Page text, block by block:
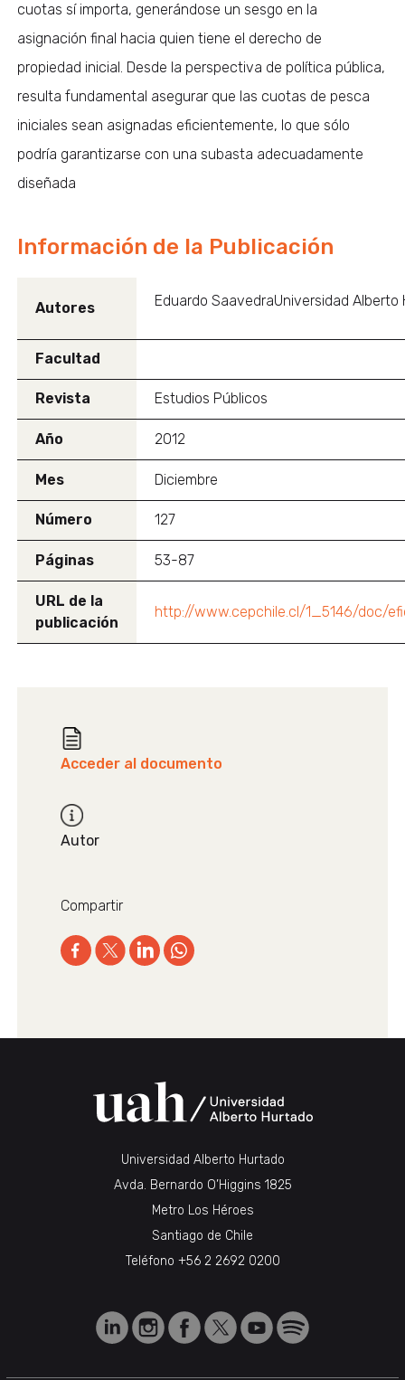
cuotas sí importa, generándose un sesgo en la
asignación final hacia quien tiene el derecho de
propiedad inicial. Desde la perspectiva de política pública,
resulta fundamental asegurar que las cuotas de pesca
iniciales sean asignadas eficientemente, lo que sólo
podría garantizarse con una subasta adecuadamente
diseñada
Información de la Publicación
Autores Eduardo SaavedraUniversidad
Facultad
Revista Estudios Públicos
Año 2012
Mes Diciembre
Número 127
Páginas 53-87
URL de la
publicación
http://www.cepchile.cl/1_5146/doc/
Acceder al documento
Autor
Compartir
Universidad Alberto Hurtado
Avda. Bernardo O’Higgins 1825
Metro Los Héroes
Santiago de Chile
Teléfono +56 2 2692 0200